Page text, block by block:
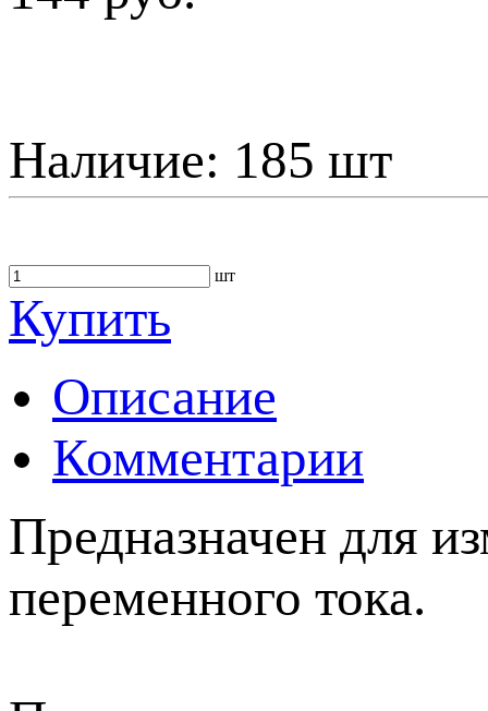
Наличие: 185 шт
шт
Купить
Описание
Комментарии
Предназначен для
переменного тока.